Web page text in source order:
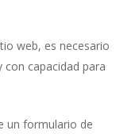
web, es necesario
con capacidad para
un formulario de